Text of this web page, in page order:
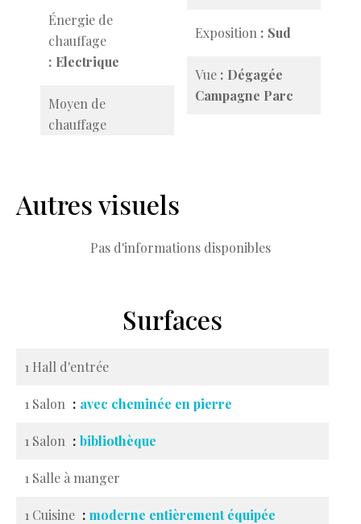
Énergie de
chauffage
Electrique
Moyen de
chauffage
Exposition Sud
Vue
Dégagée
Campagne Parc
Autres visuels
Pas d'informations disponibles
Surfaces
1 Hall d'entrée
1 Salon avec cheminée en pierre
1 Salon bibliothèque
1 Salle à manger
1 Cuisine moderne entièrement équipée